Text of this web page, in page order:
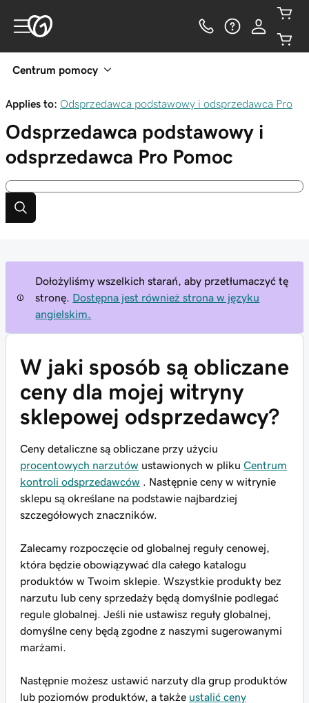
Centrum pomocy
Applies to: Odsprzedawca podstawowy i odsprzedawca Pro
Odsprzedawca podstawowy i
odsprzedawca Pro Pomoc
Dołożyliśmy wszelkich starań, aby przetłumaczyć tę
stronę.
Dostępna jest również strona w języku
angielskim.
W jaki sposób są obliczane
ceny dla mojej witryny
sklepowej odsprzedawcy?
Ceny detaliczne są obliczane przy użyciu
procentowych narzutów ustawionych w pliku Centrum
kontroli odsprzedawców . Następnie ceny w witrynie
sklepu są określane na podstawie najbardziej
szczegółowych znaczników.
Zalecamy rozpoczęcie od globalnej reguły cenowej,
która będzie obowiązywać dla całego katalogu
produktów w Twoim sklepie. Wszystkie produkty bez
narzutu lub ceny sprzedaży będą domyślnie podlegać
regule globalnej. Jeśli nie ustawisz reguły globalnej,
domyślne ceny będą zgodne z naszymi sugerowanymi
marżami.
Następnie możesz ustawić narzuty dla grup produktów
lub poziomów produktów, a także ustalić ceny